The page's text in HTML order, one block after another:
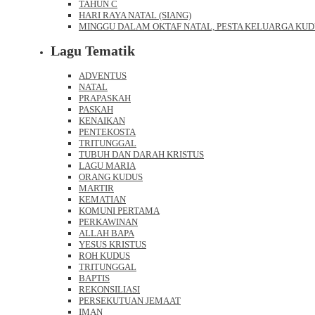
TAHUN C
HARI RAYA NATAL (SIANG)
MINGGU DALAM OKTAF NATAL, PESTA KELUARGA
Lagu Tematik
ADVENTUS
NATAL
PRAPASKAH
PASKAH
KENAIKAN
PENTEKOSTA
TRITUNGGAL
TUBUH DAN DARAH KRISTUS
LAGU MARIA
ORANG KUDUS
MARTIR
KEMATIAN
KOMUNI PERTAMA
PERKAWINAN
ALLAH BAPA
YESUS KRISTUS
ROH KUDUS
TRITUNGGAL
BAPTIS
REKONSILIASI
PERSEKUTUAN JEMAAT
IMAN